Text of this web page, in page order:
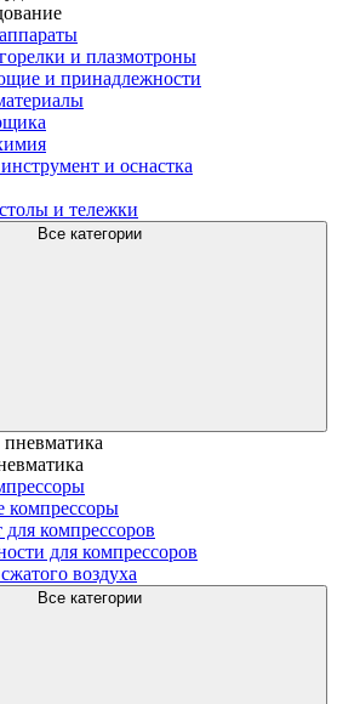
и плазмотроны
и принадлежности
и оснастка
и тележки
Все категории
компрессоры
компрессоров
для компрессоров
воздуха
Все категории